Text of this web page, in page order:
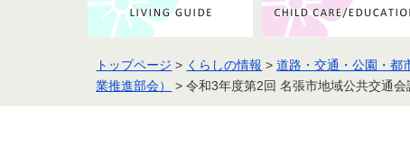
届出・証明
妊娠・出産
健康・検（健）診・予防接種
地域医療
市の条例・計画・方針
事業者の方へお知らせ
トップページ > くらしの情報 >道路・交通・公園・都
業推進部会）
> 令和3年度第2回 名張市地域公共交通